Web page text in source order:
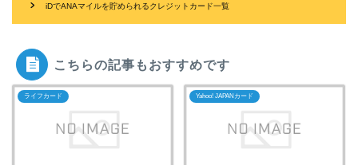
iDでANAマイルを貯められるクレジットカード一覧
こちらの記事もおすすめです
ライフカード Yahoo! JAPANカード